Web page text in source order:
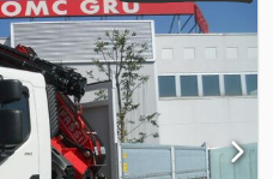
Bovenden, χαλύβδινη
αστικός κοντέινερ
καταπακτή, περίπου 5
δεν υπάρχει πινακίδα
ΠΛΗΡΟΦΟΡΙΕΣ ΓΙΑ ΤΟΝ
Επιφύλαξη για αλλαγές,
Aqey U N Nksworf